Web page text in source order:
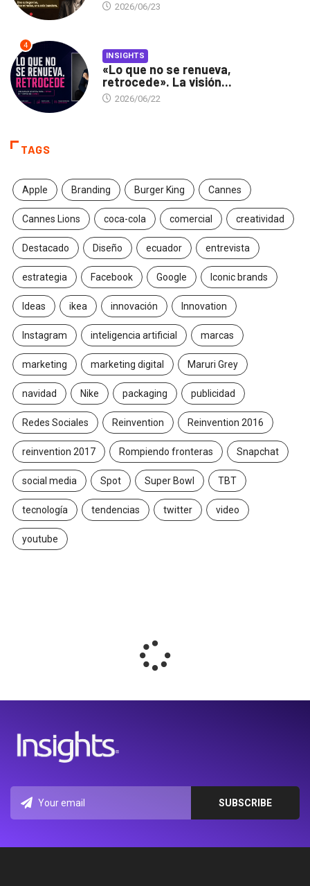
2026/06/23
4
INSIGHTS
«Lo que no se renueva,
retrocede». La visión...
2026/06/22
TAGS
Apple Branding Burger King Cannes
Cannes Lions coca-cola comercial creatividad
Destacado Diseño ecuador entrevista
estrategia Facebook Google Iconic brands
Ideas ikea innovación Innovation
Instagram inteligencia artificial marcas
marketing marketing digital Maruri Grey
navidad Nike packaging publicidad
Redes Sociales Reinvention Reinvention 2016
reinvention 2017 Rompiendo fronteras Snapchat
social media Spot Super Bowl TBT
tecnología tendencias twitter video
youtube